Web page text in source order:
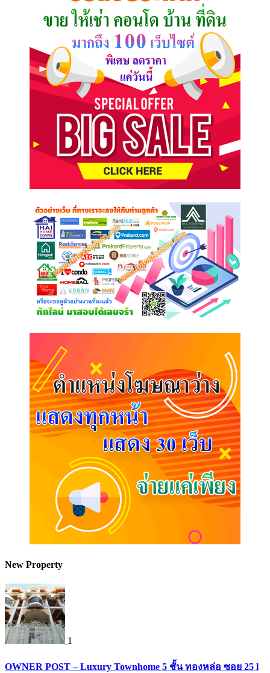
New Property
1
OWNER POST – Luxury Townhome 5 ชั้น ทองหล่อ ซอย 25 l